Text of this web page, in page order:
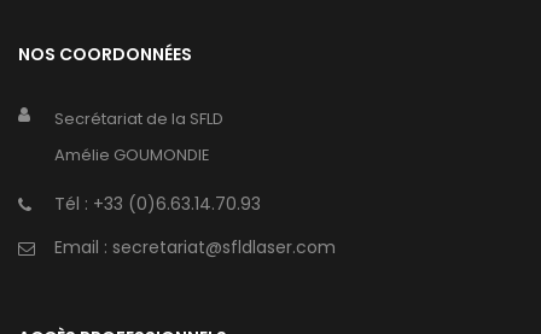
NOS COORDONNÉES
Secrétariat de la SFLD
Amélie GOUMONDIE
Tél : +33 (0)6.63.14.70.93
Email : secretariat@sfldlaser.com